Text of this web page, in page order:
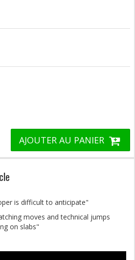
AJOUTER AU PANIER
is difficult to anticipate"
moves and technical jumps
on slabs"